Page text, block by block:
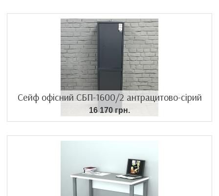
Сейф офісний СБП-1600/2 антрацитово-сірий
16 170 грн.